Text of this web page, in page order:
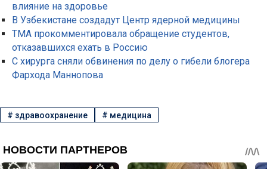
влияние на здоровье
В Узбекистане создадут Центр ядерной медицины
ТМА прокомментировала обращение студентов,
отказавшихся ехать в Россию
С хирурга сняли обвинения по делу о гибели блогера
Фархода Маннопова
# здравоохранение # медицина